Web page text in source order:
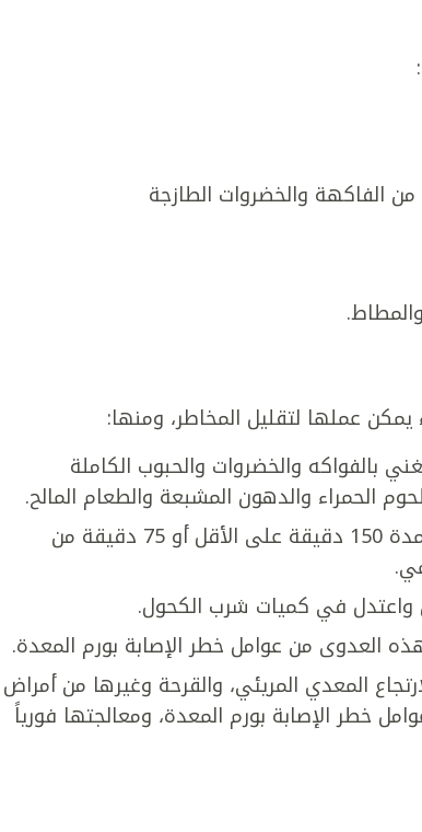
الفاكهة والخضروات الطازجة
عملها لتقليل المخاطر، ومنها:
بالفواكه والخضروات والحبوب الكاملة
الحمراء والدهون المشبعة والطعام المالح.
الرياضة والنشاط البدني: ضع جدولاً رياضياً منتظماً لمدة 150 دقيقة على الأقل أو 75 دقيقة من
واعتدل في كميات شرب الكحول.
العدوى من عوامل خطر الإصابة بورم المعدة.
المعدي المريئي، والقرحة وغيرها من أمراض
خطر الإصابة بورم المعدة، ومعالجتها فورياً